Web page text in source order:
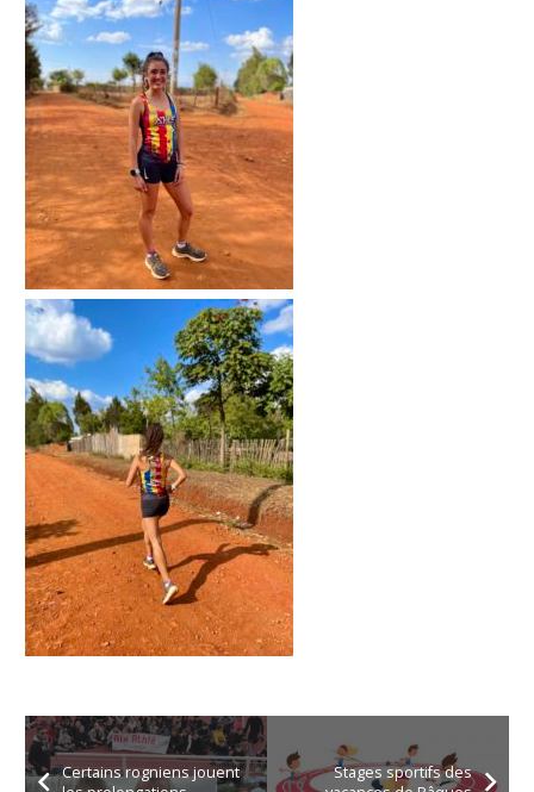
Certains rogniens jouent
Stages sportifs des